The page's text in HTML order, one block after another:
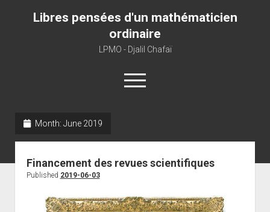
Libres pensées d'un mathématicien
ordinaire
LPMO - Djalil Chafaï
open
menu
About libre pensée
About this blog
Month: June 2019
Financement des revues scientifiques
Published 2019-06-03